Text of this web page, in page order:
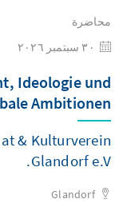
محاضرة
Ideologie und
Ambitionen
& Kulturverein
Glandorf e.V.
Glandorf